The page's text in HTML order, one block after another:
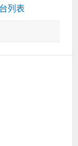
列表